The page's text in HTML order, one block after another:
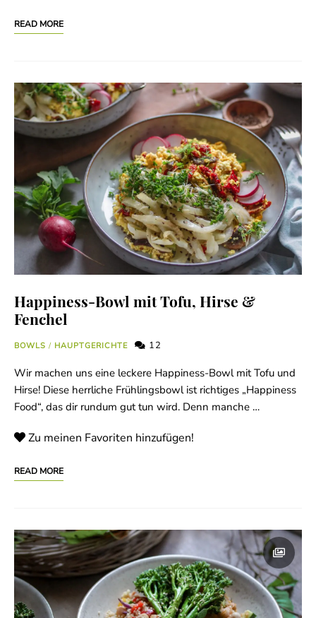
READ MORE
Happiness-Bowl mit Tofu, Hirse &
Fenchel
BOWLS / HAUPTGERICHTE 12
Wir machen uns eine leckere Happiness-Bowl mit Tofu und
Hirse! Diese herrliche Frühlingsbowl ist richtiges „Happiness
Food“, das dir rundum gut tun wird. Denn manche …
Zu meinen Favoriten hinzufügen!
READ MORE